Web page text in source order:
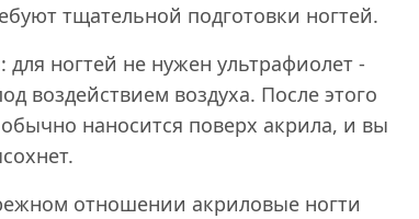
тщательной подготовки ногтей.
для ногтей не нужен ультрафиолет -
воздействием воздуха. После этого
наносится поверх акрила, и вы
отношении акриловые ногти